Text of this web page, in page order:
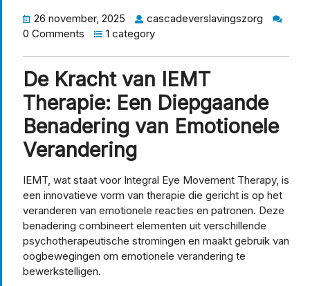
26 november, 2025
cascadeverslavingszorg
0 Comments
1 category
De Kracht van IEMT
Therapie: Een Diepgaande
Benadering van Emotionele
Verandering
IEMT, wat staat voor Integral Eye Movement Therapy, is
een innovatieve vorm van therapie die gericht is op het
veranderen van emotionele reacties en patronen. Deze
benadering combineert elementen uit verschillende
psychotherapeutische stromingen en maakt gebruik van
oogbewegingen om emotionele verandering te
bewerkstelligen.